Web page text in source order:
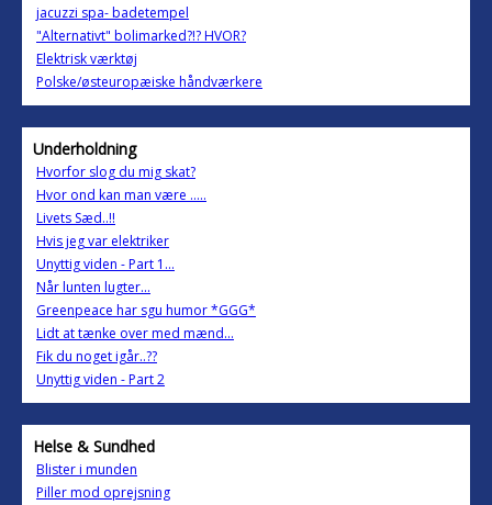
jacuzzi spa- badetempel
"Alternativt" bolimarked?!? HVOR?
Elektrisk værktøj
Polske/østeuropæiske håndværkere
Underholdning
Hvorfor slog du mig skat?
Hvor ond kan man være .....
Livets Sæd..!!
Hvis jeg var elektriker
Unyttig viden - Part 1...
Når lunten lugter...
Greenpeace har sgu humor *GGG*
Lidt at tænke over med mænd...
Fik du noget igår..??
Unyttig viden - Part 2
Helse & Sundhed
Blister i munden
Piller mod oprejsning